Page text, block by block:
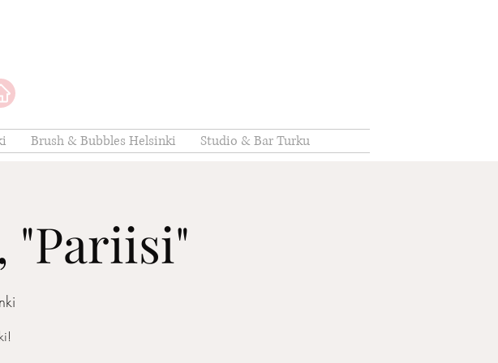
Brush & Bubbles Helsinki Studio & Bar Turku
"Pariisi"